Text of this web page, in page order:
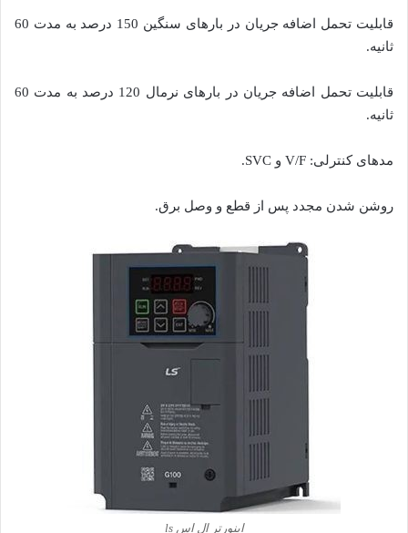
قابلیت تحمل اضافه جریان در بارهای سنگین 150 درصد به مدت 60
ثانیه.
قابلیت تحمل اضافه جریان در بارهای نرمال 120 درصد به مدت 60
ثانیه.
مدهای کنترلی: V/F و SVC.
روشن شدن مجدد پس از قطع و وصل برق.
اینورتر ال اس ls